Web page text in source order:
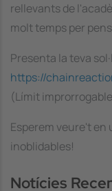
rellevants de
molt temps per
Presenta la teva
https://
(Límit
Esperem veure't en
inoblidables!
Notícies